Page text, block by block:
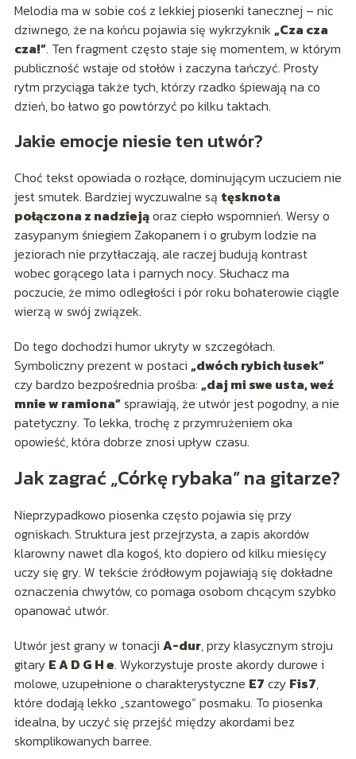
Melodia ma w sobie coś z lekkiej piosenki tanecznej – nic
dziwnego, że na końcu pojawia się wykrzyknik „Cza cza
cza!”. Ten fragment często staje się momentem, w którym
publiczność wstaje od stołów i zaczyna tańczyć. Prosty
rytm przyciąga także tych, którzy rzadko śpiewają na co
dzień, bo łatwo go powtórzyć po kilku taktach.
Jakie emocje niesie ten utwór?
Choć tekst opowiada o rozłące, dominującym uczuciem nie
jest smutek. Bardziej wyczuwalne są tęsknota
połączona z nadziejąoraz ciepło wspomnień. Wersy o
zasypanym śniegiem Zakopanem i o grubym lodzie na
jeziorach nie przytłaczają, ale raczej budują kontrast
wobec gorącego lata i parnych nocy. Słuchacz ma
poczucie, że mimo odległości i pór roku bohaterowie ciągle
wierzą w swój związek.
Do tego dochodzi humor ukryty w szczegółach.
Symboliczny prezent w postaci „dwóch rybich łusek”
czy bardzo bezpośrednia prośba: „daj mi swe usta, weź
mnie w ramiona”sprawiają, że utwór jest pogodny, a nie
patetyczny. To lekka, trochę z przymrużeniem oka
opowieść, która dobrze znosi upływ czasu.
Jak zagrać „Córkę rybaka” na gitarze?
Nieprzypadkowo piosenka często pojawia się przy
ogniskach. Struktura jest przejrzysta, a zapis akordów
klarowny nawet dla kogoś, kto dopiero od kilku miesięcy
uczy się gry. W tekście źródłowym pojawiają się dokładne
oznaczenia chwytów, co pomaga osobom chcącym szybko
opanować utwór.
Utwór jest grany w tonacji A-dur, przy klasycznym stroju
gitary E A D G H e. Wykorzystuje proste akordy durowe i
molowe, uzupełnione o charakterystyczne E7 czy Fis7,
które dodają lekko „szantowego” posmaku. To piosenka
idealna, by uczyć się przejść między akordami bez
skomplikowanych barree.